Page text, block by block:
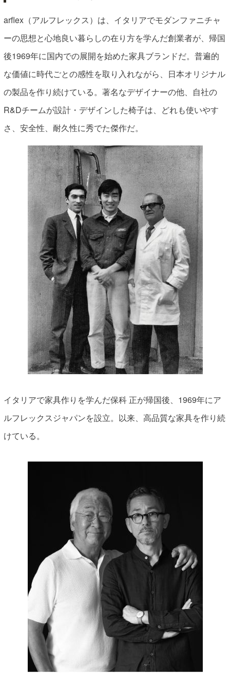
arflex（アルフレックス）は、イタリアでモダンファニチャ
ーの思想と心地良い暮らしの在り方を学んだ創業者が、帰国
後1969年に国内での展開を始めた家具ブランドだ。普遍的
な価値に時代ごとの感性を取り入れながら、日本オリジナル
の製品を作り続けている。著名なデザイナーの他、自社の
R&Dチームが設計・デザインした椅子は、どれも使いやす
さ、安全性、耐久性に秀でた傑作だ。
イタリアで家具作りを学んだ保科 正が帰国後、1969年にア
ルフレックスジャパンを設立。以来、高品質な家具を作り続
けている。